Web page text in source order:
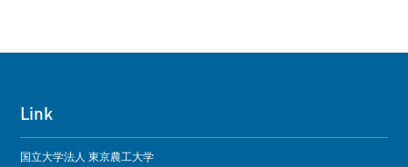
Link
国立大学法人 東京農工大学